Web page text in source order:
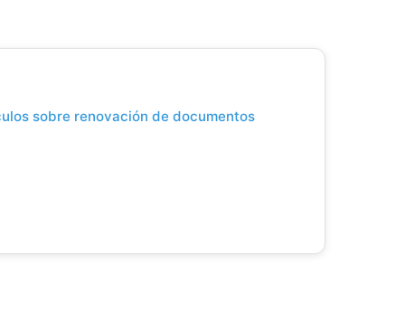
sobre renovación de documentos